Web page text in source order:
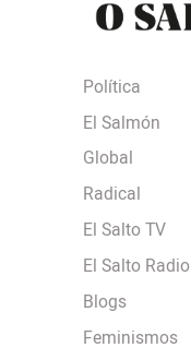
Política
El Salmón
Global
Radical
El Salto TV
El Salto Radio
Blogs
Feminismos